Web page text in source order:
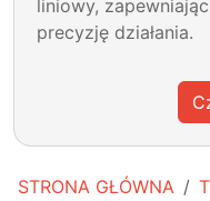
STRONA GŁÓWNA
liniowy,
precyzję działania.